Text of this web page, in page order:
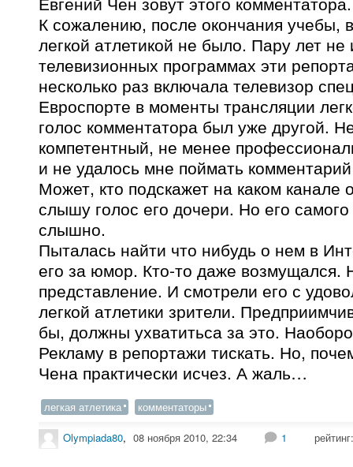
К сожалению, после окончания учебы,
легкой атлетикой не было. Пару лет не
телевизионных программах эти
несколько раз включала телевизор
Евроспорте в моменты трансляции
голос комментатора был уже другой.
компетентный, не менее
и не удалось мне поймать
Может, кто подскажет на каком канале
слышу голос его дочери. Но его
слышно.
Пыталась найти что нибудь о нем в
его за юмор. Кто-то даже возмущался.
представление. И смотрели его с
легкой атлетики зрители.
бы, должны ухватитьса за это.
Рекламу в репортажи тискать. Но,
Чена практически исчез. А жаль…
легкая атлетика комментаторы
Olympiada80, 08 ноября 2010, 22:34 1